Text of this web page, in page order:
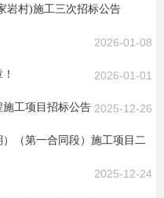
岩村)施工三次招标公告
2026-01-08
2026-01-01
工项目招标公告 2025-12-26
（第一合同段）施工项目二
2025-12-24